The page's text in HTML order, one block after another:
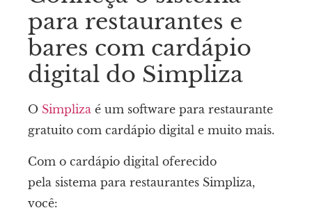
para restaurantes e
bares com cardápio
digital do Simpliza
O Simpliza é um software para restaurante
gratuito com cardápio digital e muito mais.
Com o cardápio digital oferecido
pela sistema para restaurantes Simpliza,
você: